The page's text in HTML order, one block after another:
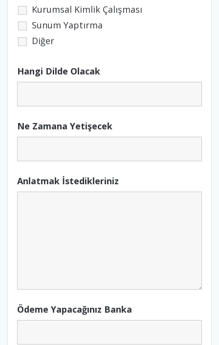
Kurumsal Kimlik Çalışması
Sunum Yaptırma
Diğer
Hangi Dilde Olacak
Ne Zamana Yetişecek
Anlatmak İstedikleriniz
Ödeme Yapacağınız Banka